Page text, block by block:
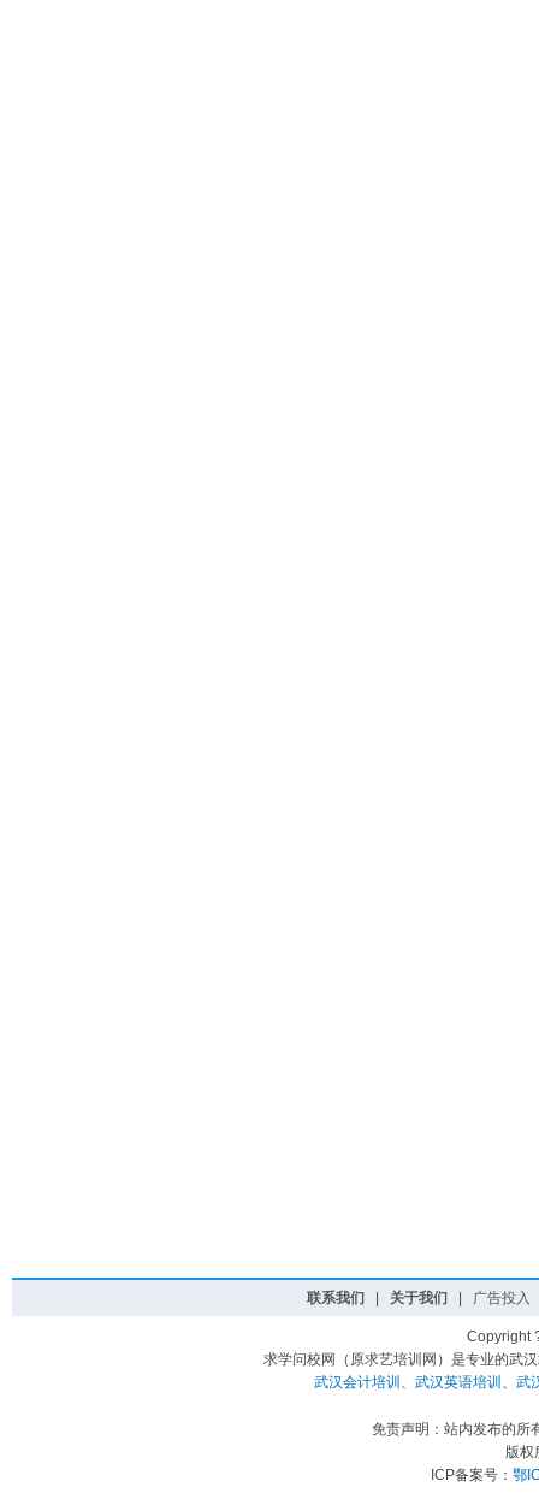
联系我们 关于我们 广告投入
Copyright
求学问校网（原求艺培训网）是专业的武
武汉会计培训 、 武汉英语培训 、 武
免责声明：站内发布的所
版
ICP备案号： 鄂